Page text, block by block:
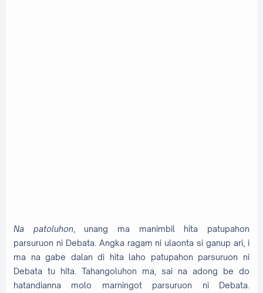
Na patoluhon, unang ma manimbil hita patupahon
parsuruon ni Debata. Angka ragam ni ulaonta si ganup ari, i
ma na gabe dalan di hita laho patupahon parsuruon ni
Debata tu hita. Tahangoluhon ma, sai na adong be do
hatandianna molo marningot parsuruon ni Debata.